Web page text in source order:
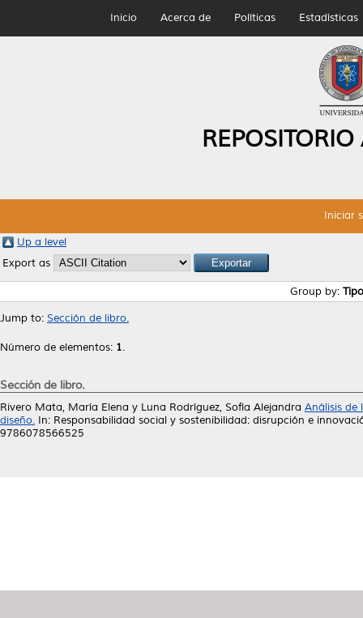
Inicio Acerca de Políticas Estadísticas
Iniciar
Up a level
Export as
Group by:
Jump to: Sección de libro.
Número de elementos: 1.
Sección de libro.
Rivero Mata, María Elena y Luna Rodríguez, Sofía Alejandra Análisis de
diseño. In: Responsabilidad social y sostenibilidad: disrupción e
9786078566525